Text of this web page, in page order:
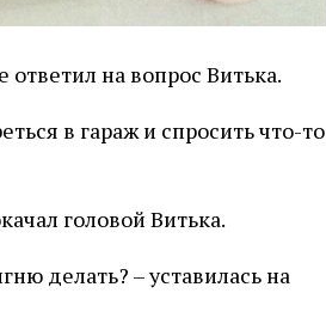
на вопрос Витька.
в гараж и спросить что-то
головой Витька.
делать? – уставилась на